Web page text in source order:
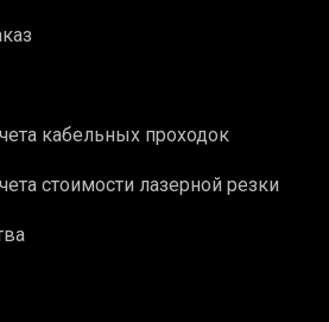
кабельных проходок
стоимости лазерной резки